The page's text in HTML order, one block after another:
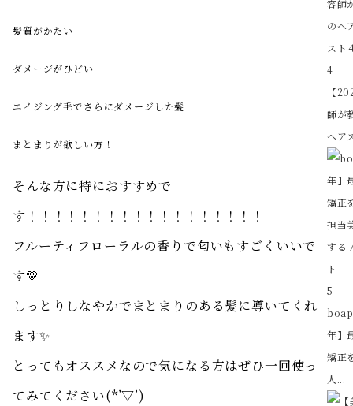
髪質がかたい
ダメージがひどい
エイジング毛でさらにダメージした髪
まとまりが欲しい方！
そんな方に特におすすめで
す！！！！！！！！！！！！！！！！！！
フルーティフローラルの香りで匂いもすごくいいで
す💛
しっとりしなやかでまとまりのある髪に導いてくれ
ます✨
とってもオススメなので気になる方はぜひ一回使っ
てみてください(*’▽’)
4
【
師が
ヘア
5
年】
矯正
人...